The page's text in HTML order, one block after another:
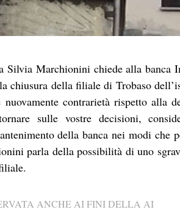
Silvia Marchionini chiede alla banca
chiusura della filiale di Trobaso
contrarietà rispetto alla
sulle vostre decisioni,
della banca nei modi che
parla della possibilità di uno
ANCHE AI FINI DELLA AI